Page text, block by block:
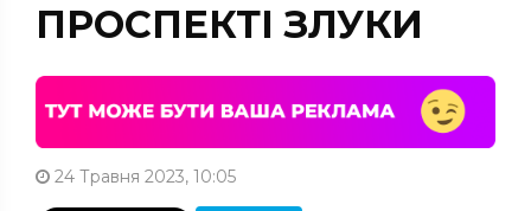
ПРОСПЕКТІ ЗЛУКИ
24 Травня 2023, 10:05